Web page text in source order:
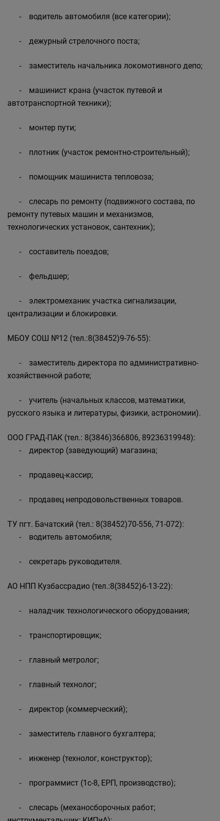
- водитель автомобиля (все категории);
- дежурный стрелочного поста;
- заместитель начальника локомотивного депо;
- машинист крана (участок путевой и
автотранспортной техники);
- монтер пути;
- плотник (участок ремонтно-строительный);
- помощник машиниста тепловоза;
- слесарь по ремонту (подвижного состава, по
ремонту путевых машин и механизмов,
технологических установок, сантехник);
- составитель поездов;
- фельдшер;
- электромеханик участка сигнализации,
централизации и блокировки.
МБОУ СОШ №12 (тел.:8(38452)9-76-55):
- заместитель директора по административно-
хозяйственной работе;
- учитель (начальных классов, математики,
русского языка и литературы, физики, астрономии).
ООО ГРАД-ПАК (тел.: 8(3846)366806, 89236319948):
- директор (заведующий) магазина;
- продавец-кассир;
- продавец непродовольственных товаров.
ТУ пгт. Бачатский (тел.: 8(38452)70-556, 71-072):
- водитель автомобиля;
- секретарь руководителя.
АО НПП Кузбассрадио (тел.:8(38452)6-13-22):
- наладчик технологического оборудования;
- транспортировщик;
- главный метролог;
- главный технолог;
- директор (коммерческий);
- заместитель главного бухгалтера;
- инженер (технолог, конструктор);
- программист (1с-8, ЕРП, производство);
- слесарь (механосборочных работ;